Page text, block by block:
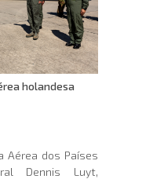
holandesa
Aérea dos Países
Dennis Luyt,